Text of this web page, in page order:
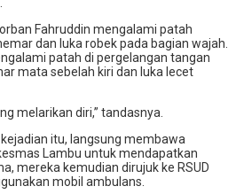
Fahruddin mengalami patah
dan luka robek pada bagian wajah.
patah di pergelangan tangan
mata sebelah kiri dan luka lecet
melarikan diri,” tandasnya.
itu, langsung membawa
Lambu untuk mendapatkan
mereka kemudian dirujuk ke RSUD
mobil ambulans.